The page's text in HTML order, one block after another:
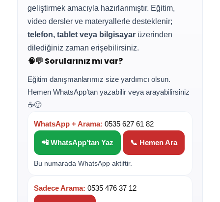
geliştirmek amacıyla hazırlanmıştır. Eğitim,
video dersler ve materyallerle desteklenir;
telefon, tablet veya bilgisayar üzerinden
dilediğiniz zaman erişebilirsiniz.
🧠💬 Sorularınız mı var?
Eğitim danışmanlarımız size yardımcı olsun.
Hemen WhatsApp’tan yazabilir veya arayabilirsiniz
☕🙂
WhatsApp + Arama: 0535 627 61 82
📲 WhatsApp’tan Yaz 📞 Hemen Ara
Bu numarada WhatsApp aktiftir.
Sadece Arama: 0535 476 37 12